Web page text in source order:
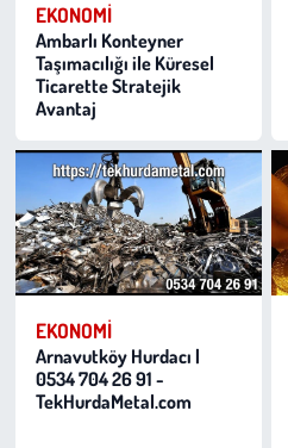
EKONOMI
Ambarlı Konteyner
Taşımacılığı ile Küresel
Ticarette Stratejik
Avantaj
EKONOMI
Arnavutköy Hurdacı |
0534 704 26 91 -
TekHurdaMetal.com